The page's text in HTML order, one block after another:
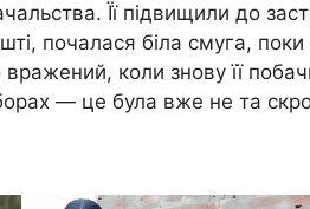
Її підвищили до
почалася біла смуга,
коли знову її
— це була вже не та